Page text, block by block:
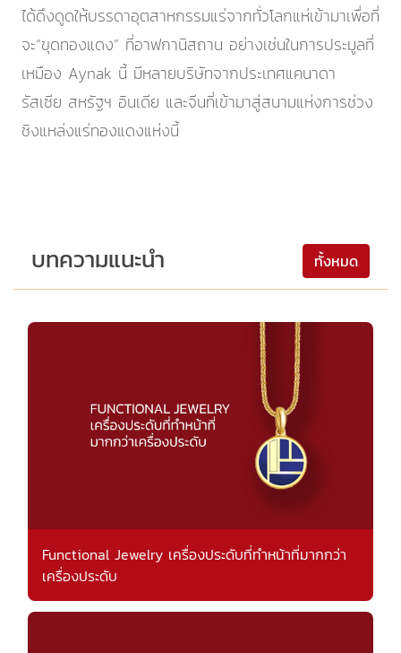
ได้ดึงดูดให้บรรดาอุตสาหกรรมแร่จากทั่วโลกแห่เข้ามาเพื่อที่
จะ“ขุดทองแดง” ที่อาฟกานิสถาน อย่างเช่นในการประมูลที่
เหมือง Aynak นี้ มีหลายบริษัทจากประเทศแคนาดา
รัสเซีย สหรัฐฯ อินเดีย และจีนที่เข้ามาสู่สนามแห่งการช่วง
ชิงแหล่งแร่ทองแดงแห่งนี้
บทความแนะนำ ทั้งหมด
Functional Jewelry เครื่องประดับที่ทำหน้าที่มากกว่า
เครื่องประดับ